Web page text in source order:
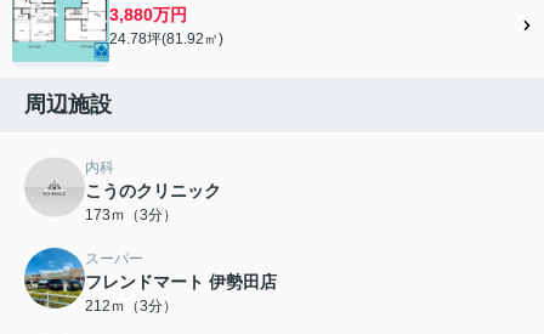
3,880万円
24.78坪(81.92㎡)
周辺施設
内科
こうのクリニック
173ｍ（3分）
スーパー
フレンドマート 伊勢田店
212ｍ（3分）